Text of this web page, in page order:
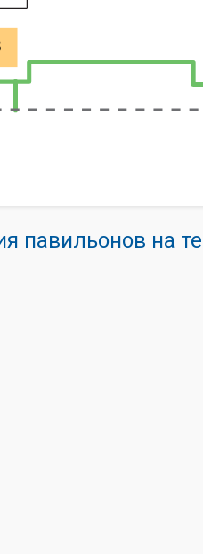
павильонов на